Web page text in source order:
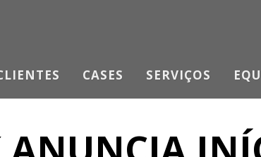
CASES SERVIÇOS